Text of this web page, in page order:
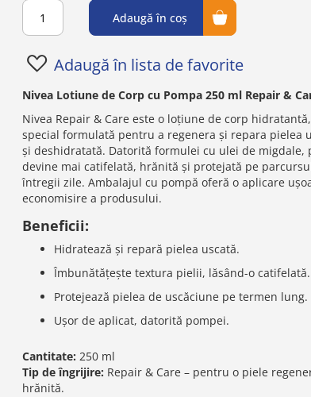
Adaugă în coș
Adaugă în lista de favorite
Nivea Lotiune de Corp cu Pompa 250 ml Repair &
Nivea Repair & Care este o loțiune de corp hidratantă,
special formulată pentru a regenera și repara pielea
și deshidratată. Datorită formulei cu ulei de migdale,
devine mai catifelată, hrănită și protejată pe
întregii zile. Ambalajul cu pompă oferă o aplicare
economisire a produsului.
Beneficii:
Hidratează și repară pielea uscată.
Îmbunătățește textura pielii, lăsând-o catifelată.
Protejează pielea de uscăciune pe termen lung.
Ușor de aplicat, datorită pompei.
Cantitate: 250 ml
Tip de îngrijire: Repair & Care – pentru o piele
hrănită.